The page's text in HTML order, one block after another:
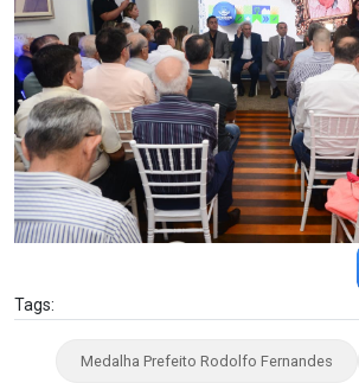
Tags:
Medalha Prefeito Rodolfo Fernandes